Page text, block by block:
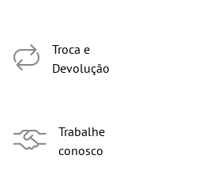
Troca e
Devolução
Trabalhe
conosco